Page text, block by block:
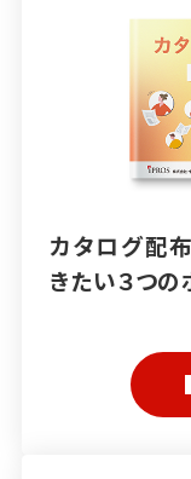
カタログ配
きたい３つの